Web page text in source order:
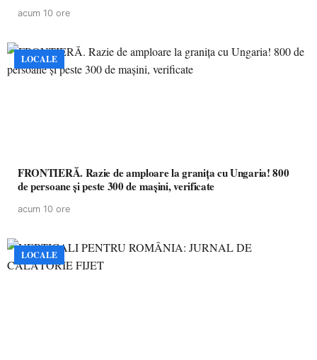
acum 10 ore
LOCALE
FRONTIERĂ. Razie de amploare la granița cu Ungaria! 800
de persoane și peste 300 de mașini, verificate
acum 10 ore
LOCALE